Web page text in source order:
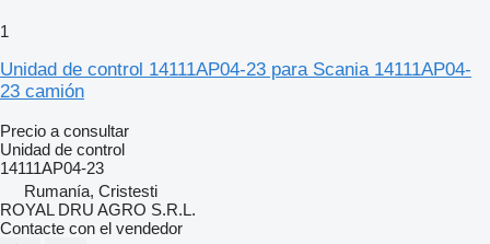
1
Unidad de control 14111AP04-23 para Scania 14111AP04-
23 camión
Precio a consultar
Unidad de control
14111AP04-23
Rumanía, Cristesti
ROYAL DRU AGRO S.R.L.
Contacte con el vendedor